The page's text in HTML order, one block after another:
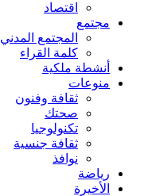
اقتصاد
مجتمع
المجتمع المدني
كلمة القراء
أنشطة ملكية
منوعات
ثقافة وفنون
صحتك
تكنولوجيا
ثقافة جنسية
نوافذ
رياضة
الأخيرة